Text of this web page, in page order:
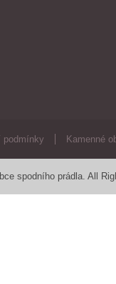
podmínky Kamenné
spodního prádla. All